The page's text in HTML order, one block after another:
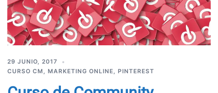
29 JUNIO, 2017
CURSO CM , MARKETING ONLINE, PINTEREST